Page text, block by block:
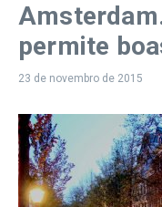
permite
23 de novembro de 2015